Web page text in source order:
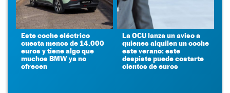
Este coche eléctrico
cuesta menos de 14.000
euros y tiene algo que
muchos BMW ya no
ofrecen
La OCU lanza un aviso a
quienes alquilen un coche
este verano: este
despiste puede costarte
cientos de euros